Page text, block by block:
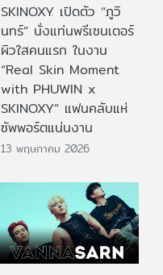
SKINOXY เปิดตัว “ภูวิ
นทร์” นั่งแท่นพรีเซนเตอร์
ผิวใสคนแรก ในงาน
“Real Skin Moment
with PHUWIN x
SKINOXY” แฟนคลับแห่
ซัพพอร์ตแน่นงาน
13 พฤษภาคม 2026